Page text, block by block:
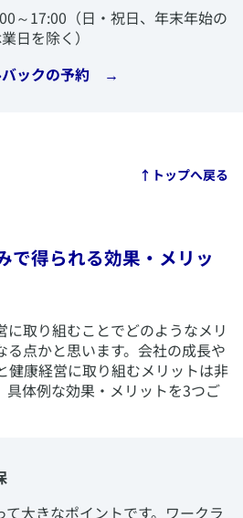
～17:00（日・祝日、年末年始の
日を除く）
バックの予約 →
​↑トップへ戻る
で得られる効果・メリッ
に取り組むことでどのようなメリ
る点かと思います。会社の成長や
健康経営に取り組むメリットは非
具体例な効果・メリットを3つご
大きなポイントです。ワークラ